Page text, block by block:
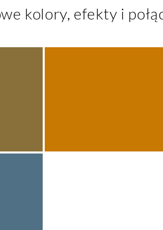
kolory, efekty i